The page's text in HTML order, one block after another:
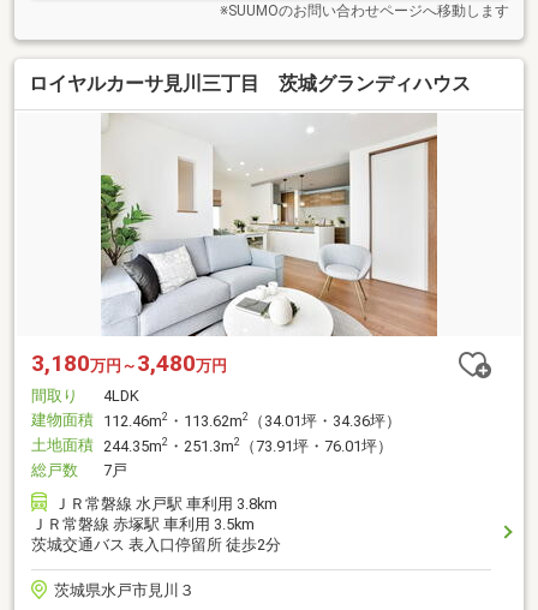
※SUUMOのお問い合わせページへ移動します
ロイヤルカーサ見川三丁目 茨城グランディハウス
3,180万円～ 3,480万円
間取り
4LDK
建物面積 112.46m2 ・113.62m2
（34.01坪・34.36坪）
土地面積 244.35m2 ・251.3m2
（73.91坪・76.01坪）
総戸数
7戸
ＪＲ常磐線 水戸駅 車利用 3.8km
ＪＲ常磐線 赤塚駅 車利用 3.5km
茨城交通バス 表入口停留所 徒歩2分
茨城県水戸市見川３